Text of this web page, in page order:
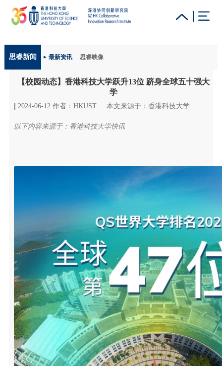
更多科大概览
科大新闻 学术部门索引
校园地图及指南 工作@科大 教授简录 认识科大
思睿新闻 最新资讯 思睿映像
【校园动态】香港科技大学跃升13位 跻身全球五十强大
学
2024-06-12 作者：HKUST 本文来源于：香港科技大学
以下内容来源于：香港科技大学快讯